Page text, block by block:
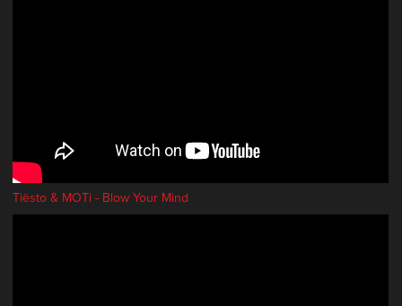
Tiësto & MOTi - Blow Your Mind